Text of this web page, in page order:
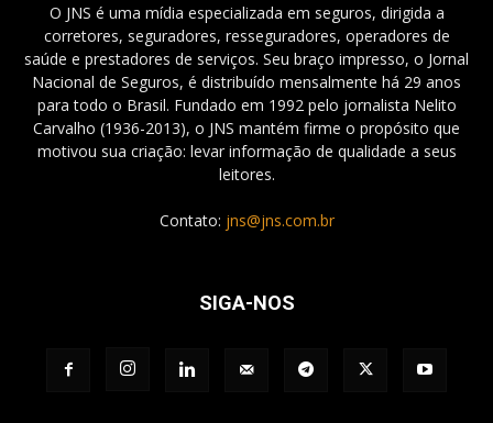
O JNS é uma mídia especializada em seguros, dirigida a
corretores, seguradores, resseguradores, operadores de
saúde e prestadores de serviços. Seu braço impresso, o Jornal
Nacional de Seguros, é distribuído mensalmente há 29 anos
para todo o Brasil. Fundado em 1992 pelo jornalista Nelito
Carvalho (1936-2013), o JNS mantém firme o propósito que
motivou sua criação: levar informação de qualidade a seus
leitores.
Contato: jns@jns.com.br
SIGA-NOS